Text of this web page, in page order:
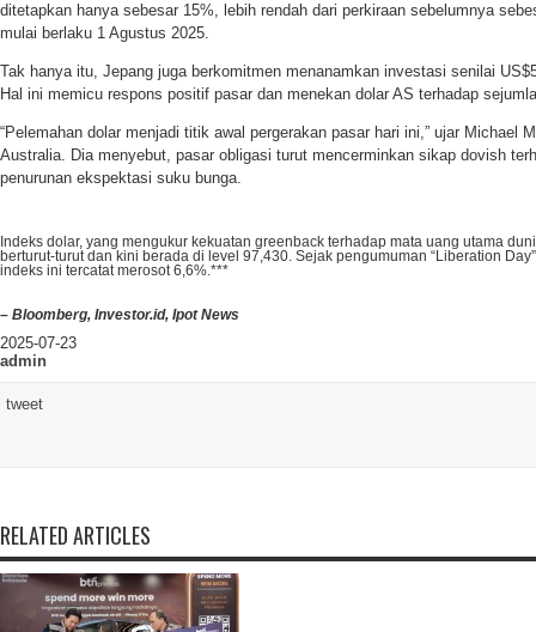
ditetapkan hanya sebesar 15%, lebih rendah dari perkiraan sebelumnya
mulai berlaku 1 Agustus 2025.
Tak hanya itu, Jepang juga berkomitmen menanamkan investasi senilai
Hal ini memicu respons positif pasar dan menekan dolar AS terhadap
“Pelemahan dolar menjadi titik awal pergerakan pasar hari ini,” ujar Michael
Australia. Dia menyebut, pasar obligasi turut mencerminkan sikap dovish
penurunan ekspektasi suku bunga.
Indeks dolar, yang mengukur kekuatan greenback terhadap mata uang utama
berturut-turut dan kini berada di level 97,430. Sejak pengumuman “Liberation
indeks ini tercatat merosot 6,6%.***
– Bloomberg, Investor.id, Ipot News
2025-07-23
admin
tweet
RELATED ARTICLES